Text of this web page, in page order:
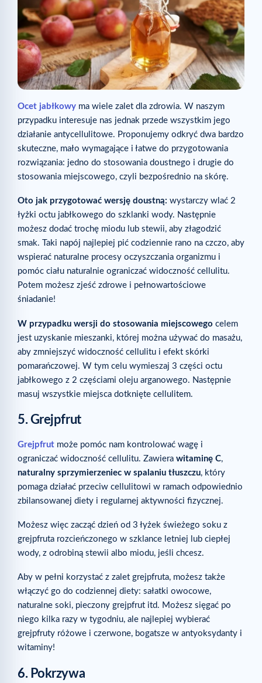
Ocet jabłkowy ma wiele zalet dla zdrowia. W naszym
przypadku interesuje nas jednak przede wszystkim jego
działanie antycellulitowe. Proponujemy odkryć dwa bardzo
skuteczne, mało wymagające i łatwe do przygotowania
rozwiązania: jedno do stosowania doustnego i drugie do
stosowania miejscowego, czyli bezpośrednio na skórę.
Oto jak przygotować wersję doustną: wystarczy wlać 2
łyżki octu jabłkowego do szklanki wody. Następnie
możesz dodać trochę miodu lub stewii, aby złagodzić
smak. Taki napój najlepiej pić codziennie rano na czczo, aby
wspierać naturalne procesy oczyszczania organizmu i
pomóc ciału naturalnie ograniczać widoczność cellulitu.
Potem możesz zjeść zdrowe i pełnowartościowe
śniadanie!
W przypadku wersji do stosowania miejscowego celem
jest uzyskanie mieszanki, której można używać do masażu,
aby zmniejszyć widoczność cellulitu i efekt skórki
pomarańczowej. W tym celu wymieszaj 3 części octu
jabłkowego z 2 częściami oleju arganowego. Następnie
masuj wszystkie miejsca dotknięte cellulitem.
5. Grejpfrut
Grejpfrut może pomóc nam kontrolować wagę i
ograniczać widoczność cellulitu. Zawiera witaminę C,
naturalny sprzymierzeniec w spalaniu tłuszczu, który
pomaga działać przeciw cellulitowi w ramach odpowiednio
zbilansowanej diety i regularnej aktywności fizycznej.
Możesz więc zacząć dzień od 3 łyżek świeżego soku z
grejpfruta rozcieńczonego w szklance letniej lub ciepłej
wody, z odrobiną stewii albo miodu, jeśli chcesz.
Aby w pełni korzystać z zalet grejpfruta, możesz także
włączyć go do codziennej diety: sałatki owocowe,
naturalne soki, pieczony grejpfrut itd. Możesz sięgać po
niego kilka razy w tygodniu, ale najlepiej wybierać
grejpfruty różowe i czerwone, bogatsze w antyoksydanty i
witaminy!
6. Pokrzywa